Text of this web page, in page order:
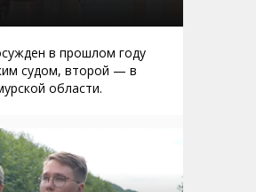
в прошлом году
судом, второй — в
области.